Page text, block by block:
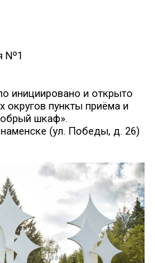
Nº1
инициировано и открыто
округов пункты приёма и
шкаф».
(ул. Победы, д. 26)